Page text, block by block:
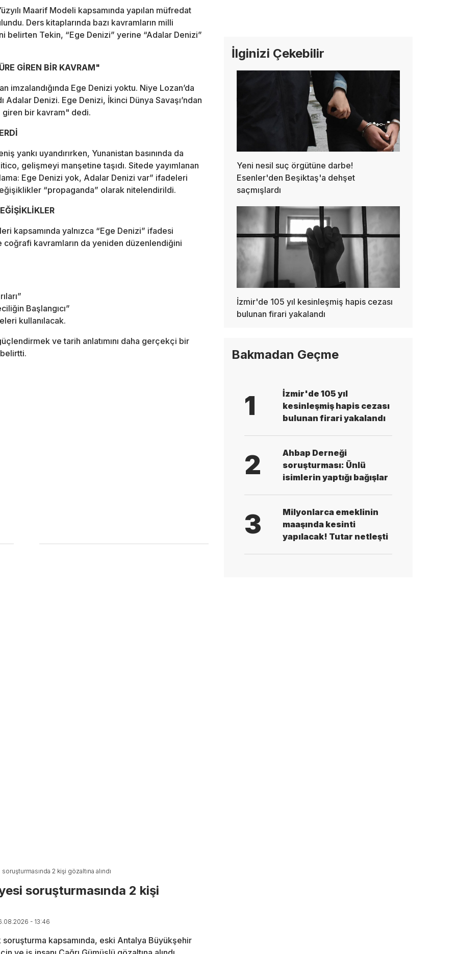
Maarif Modeli kapsamında yapılan müfredat
Ders kitaplarında bazı kavramların milli
Tekin, “Ege Denizi” yerine “Adalar Denizi”
GİREN BİR KAVRAM"
imzalandığında Ege Denizi yoktu. Niye Lozan’da
Denizi. Ege Denizi, İkinci Dünya Savaşı’ndan
giren bir kavram" dedi.
yankı uyandırırken, Yunanistan basınında da
gelişmeyi manşetine taşıdı. Sitede yayımlanan
Ege Denizi yok, Adalar Denizi var” ifadeleri
“propaganda” olarak nitelendirildi.
kapsamında yalnızca “Ege Denizi” ifadesi
kavramların da yeniden düzenlendiğini
Başlangıcı”
kullanılacak.
ve tarih anlatımını daha gerçekçi bir
belirtti.
2 kişi gözaltına alındı
soruşturmasında 2 kişi
- 13:46
kapsamında, eski Antalya Büyükşehir
İlginizi Çekebilir
Yeni nesil suç örgütüne darbe!
Esenler'den Beşiktaş'a dehşet
saçmışlardı
İzmir'de 105 yıl kesinleşmiş hapis cezası
bulunan firari yakalandı
Bakmadan Geçme
1
İzmir'de 105 yıl
kesinleşmiş hapis cezası
bulunan firari yakalandı
2
Ahbap Derneği
soruşturması: Ünlü
isimlerin yaptığı bağışlar
3
Milyonlarca emeklinin
maaşında kesinti
yapılacak! Tutar netleşti